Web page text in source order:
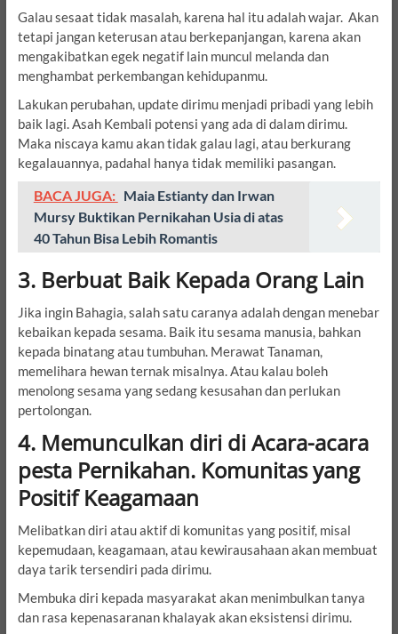
Galau sesaat tidak masalah, karena hal itu adalah wajar. Akan
tetapi jangan keterusan atau berkepanjangan, karena akan
mengakibatkan egek negatif lain muncul melanda dan
menghambat perkembangan kehidupanmu.
Lakukan perubahan, update dirimu menjadi pribadi yang lebih
baik lagi. Asah Kembali potensi yang ada di dalam dirimu.
Maka niscaya kamu akan tidak galau lagi, atau berkurang
kegalauannya, padahal hanya tidak memiliki pasangan.
BACA JUGA: Maia Estianty dan Irwan
Mursy Buktikan Pernikahan Usia di atas
40 Tahun Bisa Lebih Romantis
3. Berbuat Baik Kepada Orang Lain
Jika ingin Bahagia, salah satu caranya adalah dengan menebar
kebaikan kepada sesama. Baik itu sesama manusia, bahkan
kepada binatang atau tumbuhan. Merawat Tanaman,
memelihara hewan ternak misalnya. Atau kalau boleh
menolong sesama yang sedang kesusahan dan perlukan
pertolongan.
4. Memunculkan diri di Acara-acara
pesta Pernikahan. Komunitas yang
Positif Keagamaan
Melibatkan diri atau aktif di komunitas yang positif, misal
kepemudaan, keagamaan, atau kewirausahaan akan membuat
daya tarik tersendiri pada dirimu.
Membuka diri kepada masyarakat akan menimbulkan tanya
dan rasa kepenasaranan khalayak akan eksistensi dirimu.